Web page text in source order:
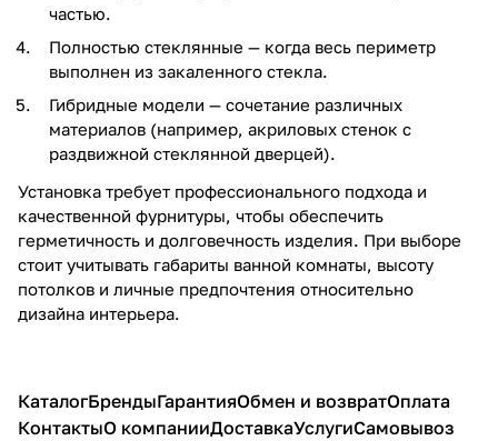
частью.
Полностью стеклянные — когда весь периметр
выполнен из закаленного стекла.
Гибридные модели — сочетание различных
материалов (например, акриловых стенок с
раздвижной стеклянной дверцей).
Установка требует профессионального подхода и
качественной фурнитуры, чтобы обеспечить
герметичность и долговечность изделия. При выборе
стоит учитывать габариты ванной комнаты, высоту
потолков и личные предпочтения относительно
дизайна интерьера.
КаталогБрендыГарантияОбмен и возвратОплата
КонтактыО компанииДоставкаУслугиСамовывоз